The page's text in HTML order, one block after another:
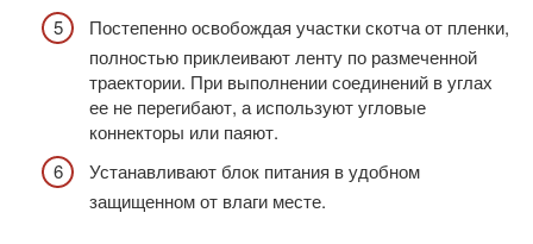
Постепенно освобождая участки скотча от пленки,
полностью приклеивают ленту по размеченной
траектории. При выполнении соединений в углах
ее не перегибают, а используют угловые
коннекторы или паяют.
Устанавливают блок питания в удобном
защищенном от влаги месте.